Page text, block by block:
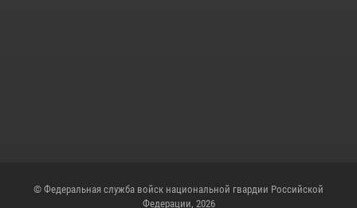
© Федеральная служба войск национальной гвардии Российской
Федерации, 2026